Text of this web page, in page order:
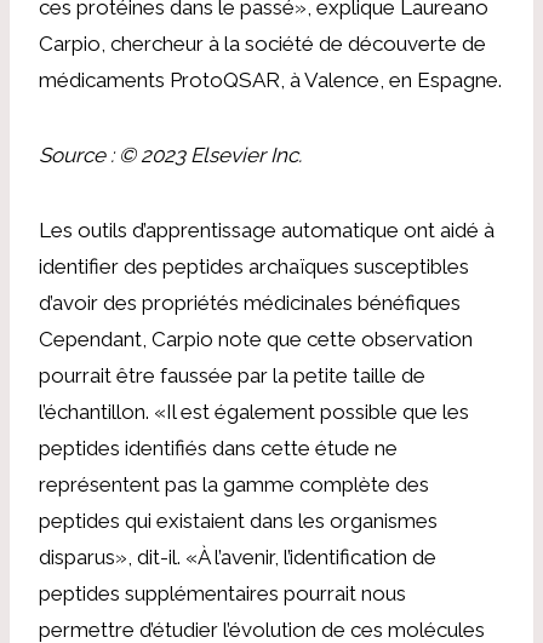
ces protéines dans le passé», explique Laureano
Carpio, chercheur à la société de découverte de
médicaments ProtoQSAR, à Valence, en Espagne.
Source : © 2023 Elsevier Inc.
Les outils d’apprentissage automatique ont aidé à
identifier des peptides archaïques susceptibles
d’avoir des propriétés médicinales bénéfiques
Cependant, Carpio note que cette observation
pourrait être faussée par la petite taille de
l’échantillon. «Il est également possible que les
peptides identifiés dans cette étude ne
représentent pas la gamme complète des
peptides qui existaient dans les organismes
disparus», dit-il. «À l’avenir, l’identification de
peptides supplémentaires pourrait nous
permettre d’étudier l’évolution de ces molécules